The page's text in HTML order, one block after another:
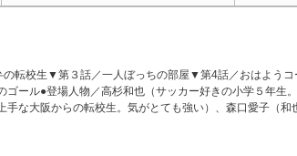
転校生▼第３話／一人ぼっちの部屋▼第4話／おはよう
ール●登場人物／高杉和也（サッカー好きの小学５年生
な大阪からの転校生。気がとても強い）、森口愛子（和